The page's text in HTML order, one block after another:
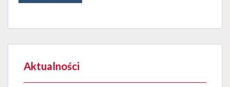
Aktualności